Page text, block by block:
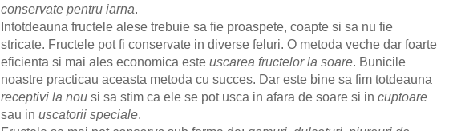
conservate pentru iarna.
Intotdeauna fructele alese trebuie sa fie proaspete, coapte si sa nu fie
stricate. Fructele pot fi conservate in diverse feluri. O metoda veche dar foarte
eficienta si mai ales economica este uscarea fructelor la soare. Bunicile
noastre practicau aceasta metoda cu succes. Dar este bine sa fim totdeauna
receptivi la nou si sa stim ca ele se pot usca in afara de soare si in cuptoare
sau in uscatorii speciale.